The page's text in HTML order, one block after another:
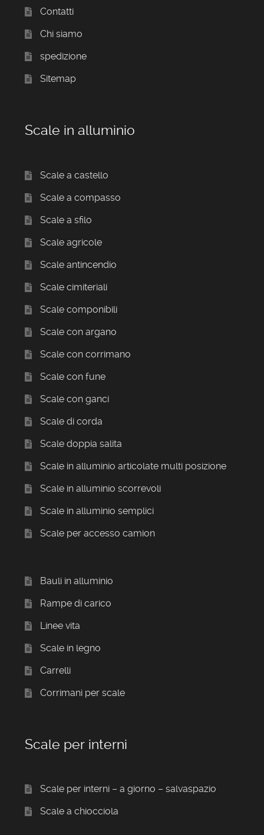
Contatti
Chi siamo
spedizione
Sitemap
Scale in alluminio
Scale a castello
Scale a compasso
Scale a sfilo
Scale agricole
Scale antincendio
Scale cimiteriali
Scale componibili
Scale con argano
Scale con corrimano
Scale con fune
Scale con ganci
Scale di corda
Scale doppia salita
Scale in alluminio articolate multi posizione
Scale in alluminio scorrevoli
Scale in alluminio semplici
Scale per accesso camion
Bauli in alluminio
Rampe di carico
Linee vita
Scale in legno
Carrelli
Corrimani per scale
Scale per interni
Scale per interni – a giorno – salvaspazio
Scale a chiocciola